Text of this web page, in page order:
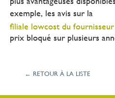
exemple, les avis sur la
filiale lowcost du
prix bloqué sur plusieurs
← RETOUR À LA LISTE